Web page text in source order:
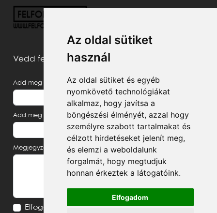
Az oldal sütiket
használ
Az oldal sütiket és egyéb
nyomkövető technológiákat
alkalmaz, hogy javítsa a
böngészési élményét, azzal hogy
személyre szabott tartalmakat és
célzott hirdetéseket jelenít meg,
és elemzi a weboldalunk
forgalmát, hogy megtudjuk
honnan érkeztek a látogatóink.
Elfogadom
Vedd fel velünk a kapcsolatot
Add meg a neved
Add meg az e-mail címed
Megjegyzés, üzenet
Elfogadom azAdatvédelmi tájékoztatót